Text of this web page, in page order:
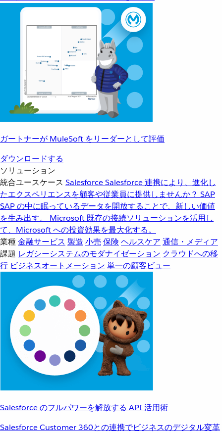
ガートナーが MuleSoft をリーダーとして評価
ダウンロードする
ソリューション
統合ユースケース SalesforceSalesforce 連携により、進化し
たエクスペリエンスを顧客や従業員に提供しませんか？ SAP
SAP の中に眠っているデータを開放することで、新しい価値
を生み出す。
Microsoft 既存の接続ソリューションを活用し
て、Microsoft への投資効果を最大化する。
業種金融サービス 製造 小売 保険 ヘルスケア 通信・メディア
課題 レガシーシステムのモダナイゼーション クラウドへの移
行 ビジネスオートメーション 単一の顧客ビュー
Salesforce のフルパワーを解放する API 活用術
Salesforce Customer 360との連携でビジネスのデジタル変革